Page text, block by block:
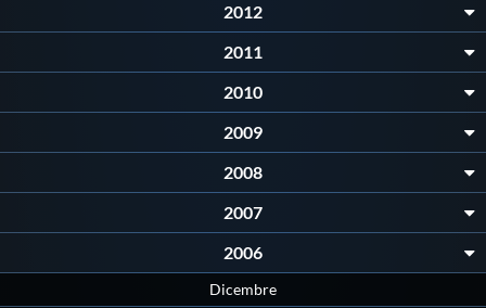
Mappa del sito
2012
2011
2010
2009
2008
2007
2006
Dicembre